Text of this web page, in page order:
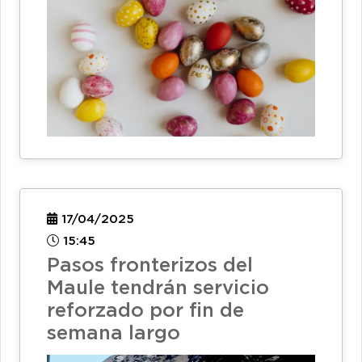
17/04/2025
15:45
Pasos fronterizos del
Maule tendrán servicio
reforzado por fin de
semana largo